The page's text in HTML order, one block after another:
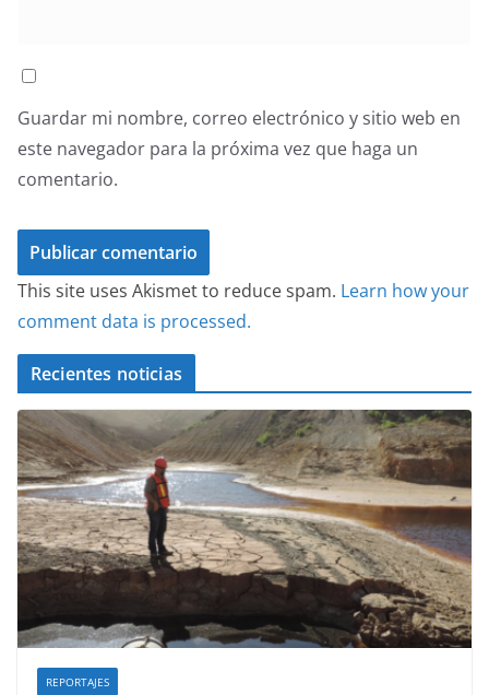
Guardar mi nombre, correo electrónico y sitio web en
este navegador para la próxima vez que haga un
comentario.
This site uses Akismet to reduce spam. Learn how your
comment data is processed.
Recientes noticias
REPORTAJES